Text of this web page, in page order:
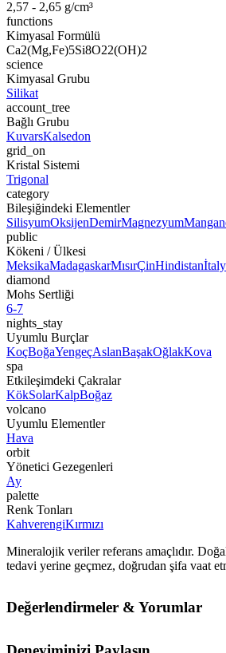
2,57 - 2,65 g/cm³
functions
Kimyasal Formülü
Ca2(Mg,Fe)5Si8O22(OH)2
science
Kimyasal Grubu
Silikat
account_tree
Bağlı Grubu
KuvarsKalsedon
grid_on
Kristal Sistemi
Trigonal
category
Bileşiğindeki Elementler
SilisyumOksijenDemirMagnezyum
public
Kökeni / Ülkesi
MeksikaMadagaskarMısırÇinHindistan
diamond
Mohs Sertliği
6-7
nights_stay
Uyumlu Burçlar
KoçBoğaYengeçAslanBaşakOğlakKova
spa
Etkileşimdeki Çakralar
KökSolarKalpBoğaz
volcano
Uyumlu Elementler
Hava
orbit
Yönetici Gezegenleri
Ay
palette
Renk Tonları
KahverengiKırmızı
Mineralojik veriler referans amaçlıdır.
tedavi yerine geçmez, doğrudan şifa vaat
Değerlendirmeler & Yorumlar